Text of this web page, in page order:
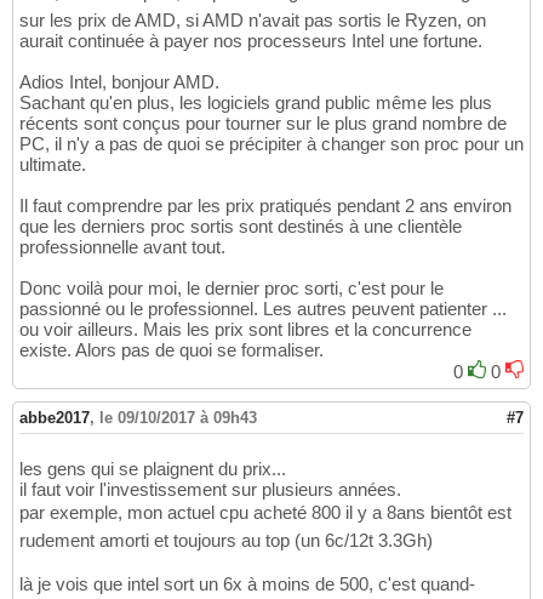
sur les prix de AMD, si AMD n'avait pas sortis le Ryzen, on
aurait continuée à payer nos processeurs Intel une fortune.
Adios Intel, bonjour AMD.
Sachant qu'en plus, les logiciels grand public même les plus
récents sont conçus pour tourner sur le plus grand nombre de
PC, il n'y a pas de quoi se précipiter à changer son proc pour un
ultimate.
Il faut comprendre par les prix pratiqués pendant 2 ans environ
que les derniers proc sortis sont destinés à une clientèle
professionnelle avant tout.
Donc voilà pour moi, le dernier proc sorti, c'est pour le
passionné ou le professionnel. Les autres peuvent patienter ...
ou voir ailleurs. Mais les prix sont libres et la concurrence
existe. Alors pas de quoi se formaliser.
0
0
abbe2017, le 09/10/2017 à 09h43 #7
les gens qui se plaignent du prix...
il faut voir l'investissement sur plusieurs années.
par exemple, mon actuel cpu acheté 800 il y a 8ans bientôt est
rudement amorti et toujours au top (un 6c/12t 3.3Gh)
là je vois que intel sort un 6x à moins de 500, c'est quand-